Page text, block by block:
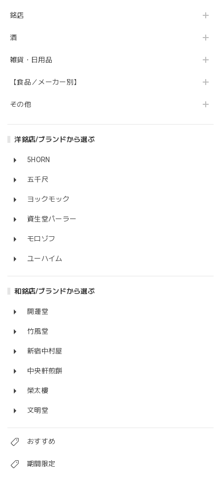
銘店
酒
雑貨・日用品
【食品／メーカー別】
その他
洋銘店/ブランドから選ぶ
5HORN
五千尺
ヨックモック
資生堂パーラー
モロゾフ
ユーハイム
和銘店/ブランドから選ぶ
開運堂
竹風堂
新宿中村屋
中央軒煎餅
榮太樓
文明堂
おすすめ
期間限定